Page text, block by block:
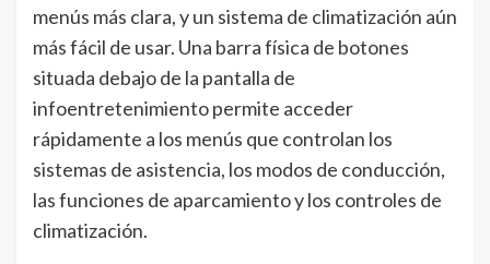
menús más clara, y un sistema de climatización aún
más fácil de usar. Una barra física de botones
situada debajo de la pantalla de
infoentretenimiento permite acceder
rápidamente a los menús que controlan los
sistemas de asistencia, los modos de conducción,
las funciones de aparcamiento y los controles de
climatización.